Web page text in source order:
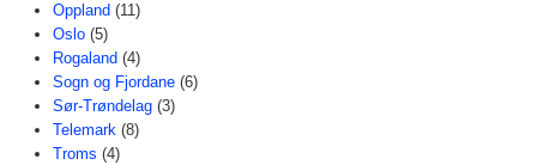
Oppland (11)
Oslo (5)
Rogaland (4)
Sogn og Fjordane (6)
Sør-Trøndelag (3)
Telemark (8)
Troms (4)